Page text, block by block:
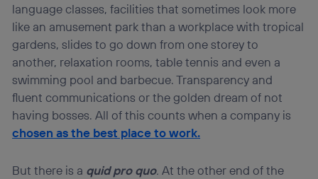
language classes, facilities that sometimes look more
like an amusement park than a workplace with tropical
gardens, slides to go down from one storey to
another, relaxation rooms, table tennis and even a
swimming pool and barbecue. Transparency and
fluent communications or the golden dream of not
having bosses. All of this counts when a company is
chosen as the best place to work.
But there is a quid proquo.At the other end of the